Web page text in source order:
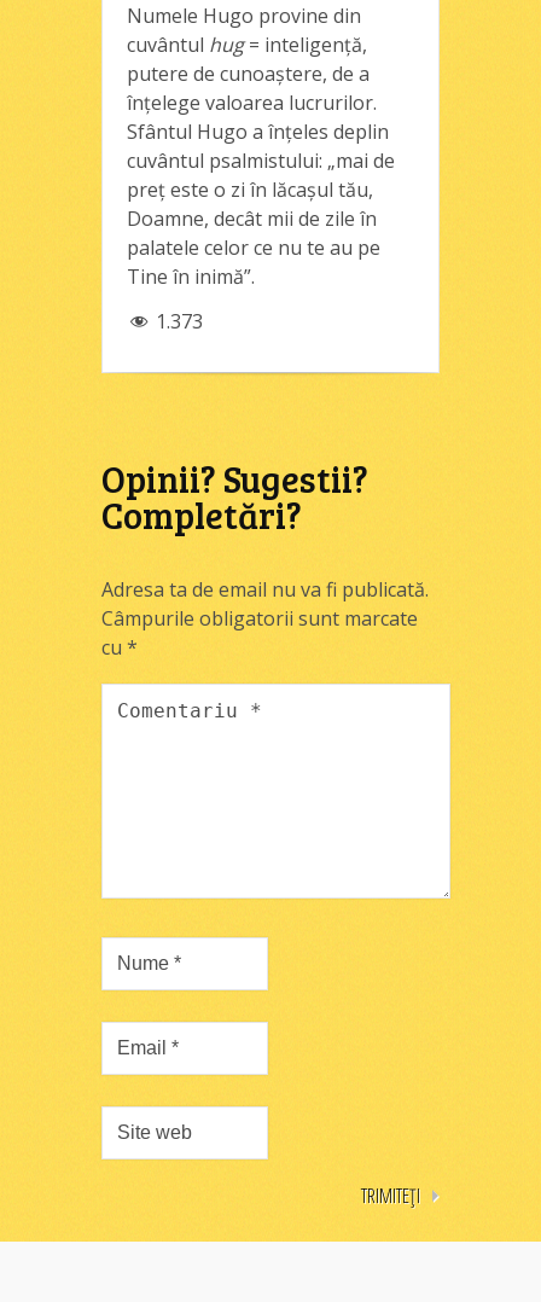
Numele Hugo provine din
cuvântul hug= inteligenţă,
putere de cunoaştere, de a
înţelege valoarea lucrurilor.
Sfântul Hugo a înţeles deplin
cuvântul psalmistului: „mai de
preţ este o zi în lăcaşul tău,
Doamne, decât mii de zile în
palatele celor ce nu te au pe
Tine în inimă”.
1.373
Opinii? Sugestii?
Completări?
Adresa ta de email nu va fi publicată.
Câmpurile obligatorii sunt marcate
cu *